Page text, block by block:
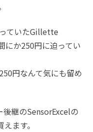
ていたGillette
にか250円に迫ってい
円なんて気にも留め
継のSensorExcelの
ます。